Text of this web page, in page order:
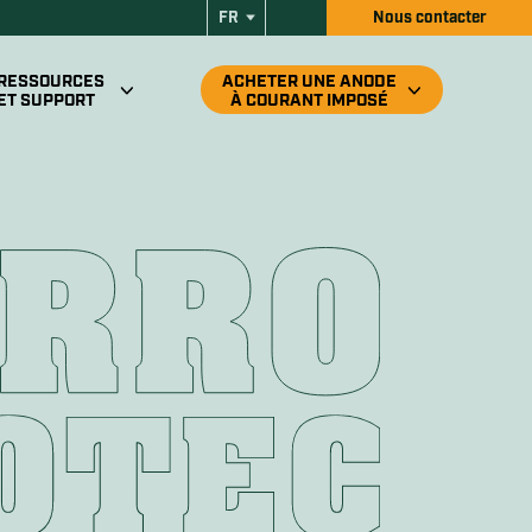
FR Nous contacter
SUPPORT
anode
retirer l’anode
ACHETER UNE ANODE
À COURANT IMPOSÉ
Anode à courant imposé pour
sortie d’eau chaude
Anode à courant imposé pour VR
Trouver un détaillant autorisé